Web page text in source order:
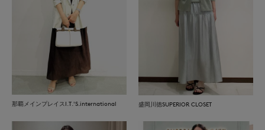
那覇メインプレイスI.T.'S.international 盛岡川徳SUPERIOR CLOSET